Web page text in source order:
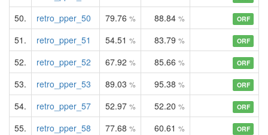
50. retro_pper_50 79.76 % 88.84 % ORF
51. retro_pper_51 54.51 % 83.79 % ORF
52. retro_pper_52 67.92 % 85.66 % ORF
53. retro_pper_53 89.03 % 95.38 % ORF
54. retro_pper_57 52.97 % 52.20 % ORF
55. retro_pper_58 77.68 % 60.61 % ORF